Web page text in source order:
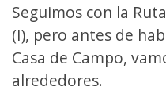
Seguimos con la
(I), pero antes de
Casa de Campo,
alrededores.